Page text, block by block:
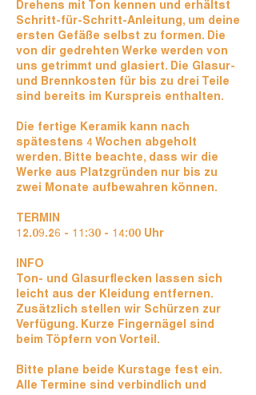
Drehens mit Ton kennen und erhältst
Schritt-für-Schritt-Anleitung, um deine
ersten Gefäße selbst zu formen. Die
von dir gedrehten Werke werden von
uns getrimmt und glasiert. Die Glasur-
und Brennkosten für bis zu drei Teile
sind bereits im Kurspreis enthalten.
Die fertige Keramik kann nach
spätestens 4 Wochen abgeholt
werden. Bitte beachte, dass wir die
Werke aus Platzgründen nur bis zu
zwei Monate aufbewahren können.
TERMIN
12.09.26 - 11:30 - 14:00 Uhr
INFO
Ton- und Glasurflecken lassen sich
leicht aus der Kleidung entfernen.
Zusätzlich stellen wir Schürzen zur
Verfügung. Kurze Fingernägel sind
beim Töpfern von Vorteil.
Bitte plane beide Kurstage fest ein.
Alle Termine sind verbindlich und